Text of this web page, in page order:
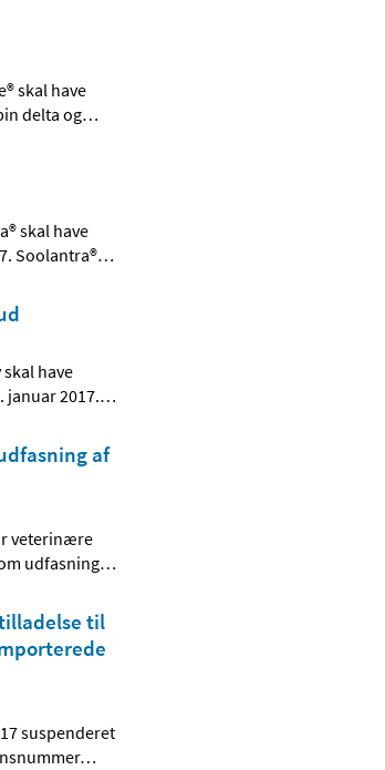
skal have
delta og…
skal have
Soolantra®…
have
2017.…
af
veterinære
udfasning…
til
suspenderet
…